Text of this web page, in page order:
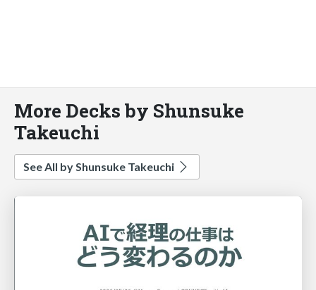
More Decks by Shunsuke
Takeuchi
See All by Shunsuke Takeuchi